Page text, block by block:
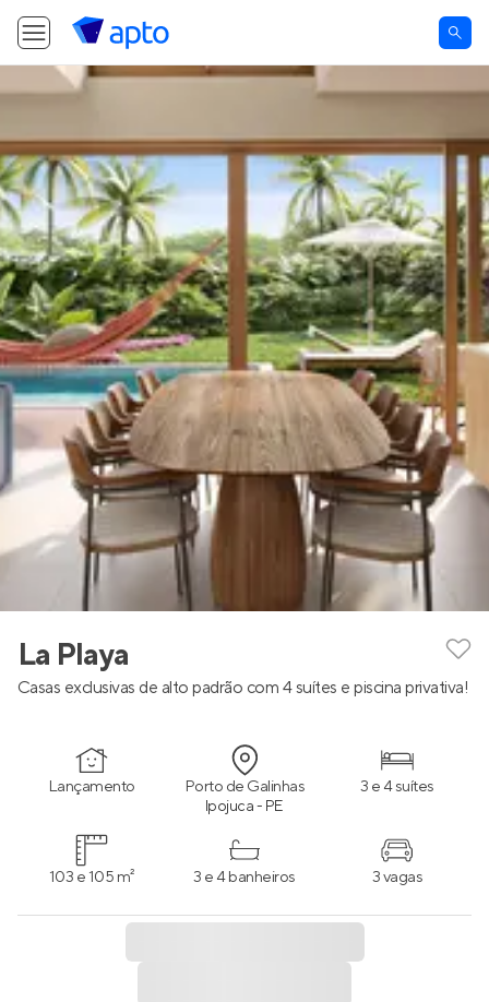
La Playa
Casas exclusivas de alto padrão com 4 suítes e piscina privativa!
Lançamento Porto de Galinhas
Ipojuca - PE
3 e 4 suítes
103 e 105 m² 3 e 4 banheiros 3 vagas